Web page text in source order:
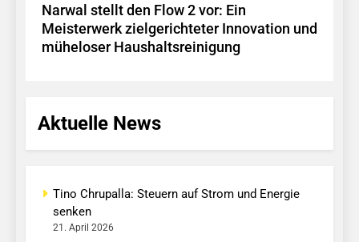
Narwal stellt den Flow 2 vor: Ein
Meisterwerk zielgerichteter Innovation und
müheloser Haushaltsreinigung
Aktuelle News
Tino Chrupalla: Steuern auf Strom und Energie
senken
21. April 2026